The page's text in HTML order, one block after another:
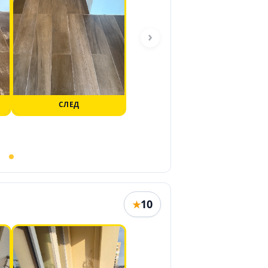
СЛЕД
›
★10